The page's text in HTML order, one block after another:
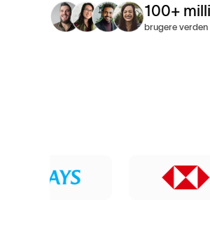
100+
brugere verden